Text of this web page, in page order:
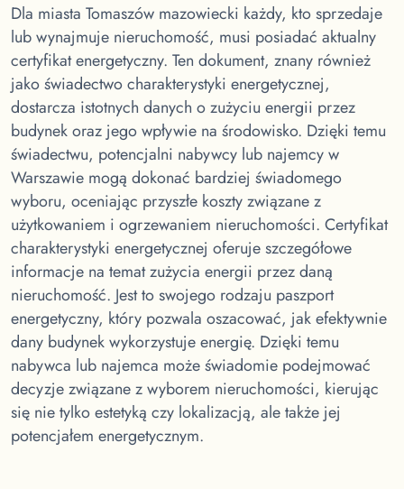
Dla miasta Tomaszów mazowiecki każdy, kto sprzedaje
lub wynajmuje nieruchomość, musi posiadać aktualny
certyfikat energetyczny. Ten dokument, znany również
jako świadectwo charakterystyki energetycznej,
dostarcza istotnych danych o zużyciu energii przez
budynek oraz jego wpływie na środowisko. Dzięki temu
świadectwu, potencjalni nabywcy lub najemcy w
Warszawie mogą dokonać bardziej świadomego
wyboru, oceniając przyszłe koszty związane z
użytkowaniem i ogrzewaniem nieruchomości. Certyfikat
charakterystyki energetycznej oferuje szczegółowe
informacje na temat zużycia energii przez daną
nieruchomość. Jest to swojego rodzaju paszport
energetyczny, który pozwala oszacować, jak efektywnie
dany budynek wykorzystuje energię. Dzięki temu
nabywca lub najemca może świadomie podejmować
decyzje związane z wyborem nieruchomości, kierując
się nie tylko estetyką czy lokalizacją, ale także jej
potencjałem energetycznym.